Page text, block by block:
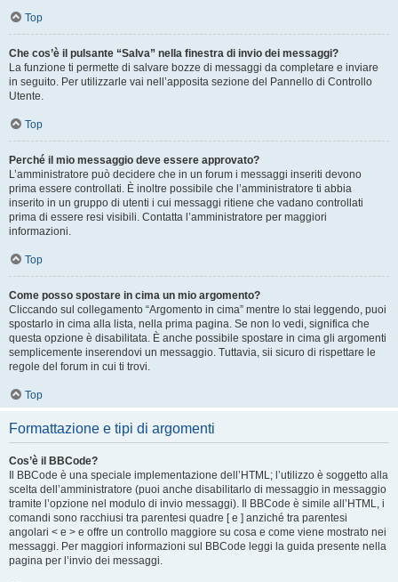
Top
Che cos’è il pulsante “Salva” nella finestra di invio dei messaggi?
La funzione ti permette di salvare bozze di messaggi da completare e inviare
in seguito. Per utilizzarle vai nell’apposita sezione del Pannello di Controllo
Utente.
Top
Perché il mio messaggio deve essere approvato?
L’amministratore può decidere che in un forum i messaggi inseriti devono
prima essere controllati. È inoltre possibile che l’amministratore ti abbia
inserito in un gruppo di utenti i cui messaggi ritiene che vadano controllati
prima di essere resi visibili. Contatta l’amministratore per maggiori
informazioni.
Top
Come posso spostare in cima un mio argomento?
Cliccando sul collegamento “Argomento in cima” mentre lo stai leggendo, puoi
spostarlo in cima alla lista, nella prima pagina. Se non lo vedi, significa che
questa opzione è disabilitata. È anche possibile spostare in cima gli argomenti
semplicemente inserendovi un messaggio. Tuttavia, sii sicuro di rispettare le
regole del forum in cui ti trovi.
Top
Formattazione e tipi di argomenti
Cos’è il BBCode?
Il BBCode è una speciale implementazione dell’HTML; l’utilizzo è soggetto alla
scelta dell’amministratore (puoi anche disabilitarlo di messaggio in messaggio
tramite l’opzione nel modulo di invio messaggi). Il BBCode è simile all’HTML, i
comandi sono racchiusi tra parentesi quadre [ e ] anziché tra parentesi
angolari < e > e offre un controllo maggiore su cosa e come viene mostrato nei
messaggi. Per maggiori informazioni sul BBCode leggi la guida presente nella
pagina per l’invio dei messaggi.